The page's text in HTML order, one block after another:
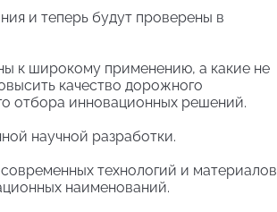
и теперь будут проверены в
к широкому применению, а какие не
качество дорожного
отбора инновационных решений.
научной разработки.
технологий и материалов
наименований.